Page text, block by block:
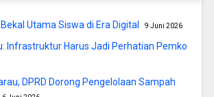
Utama Siswa di Era Digital 9 Juni 2026
Infrastruktur Harus Jadi Perhatian Pemko
DPRD Dorong Pengelolaan Sampah